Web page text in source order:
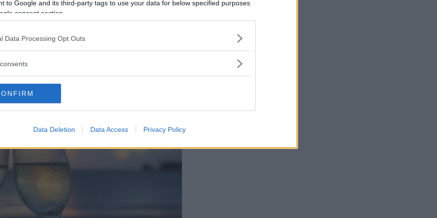
to Google and its third-party tags to use your data for below specified purposes
consent section.
Data Processing Opt Outs
Data Deletion Data Access Privacy Policy
för Champaña fram till 1970-talet då EU